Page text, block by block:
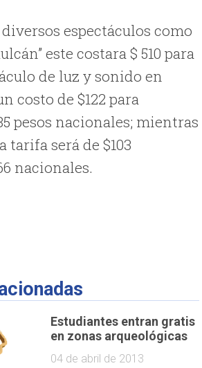
espectáculos como
este costara $ 510 para
de luz y sonido en
costo de $122 para
pesos nacionales; mientras
tarifa será de $103
nacionales.
Estudiantes entran gratis
en zonas arqueológicas
04 de abril de 2013